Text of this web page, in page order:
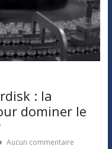
: la
dominer le
Aucun commentaire